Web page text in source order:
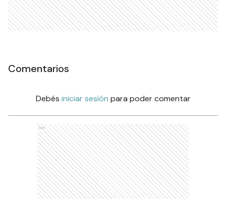
Comentarios
Debés iniciar sesión para poder comentar
Ads